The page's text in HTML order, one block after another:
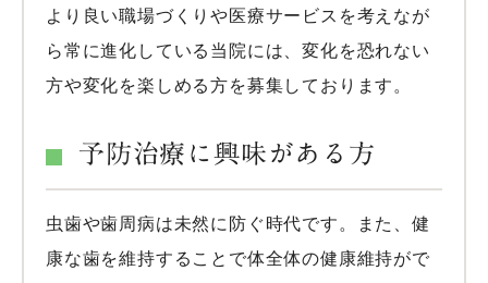
より良い職場づくりや医療サービスを考えなが
ら常に進化している当院には、変化を恐れない
方や変化を楽しめる方を募集しております。
予防治療に興味がある方
虫歯や歯周病は未然に防ぐ時代です。また、健
康な歯を維持することで体全体の健康維持がで